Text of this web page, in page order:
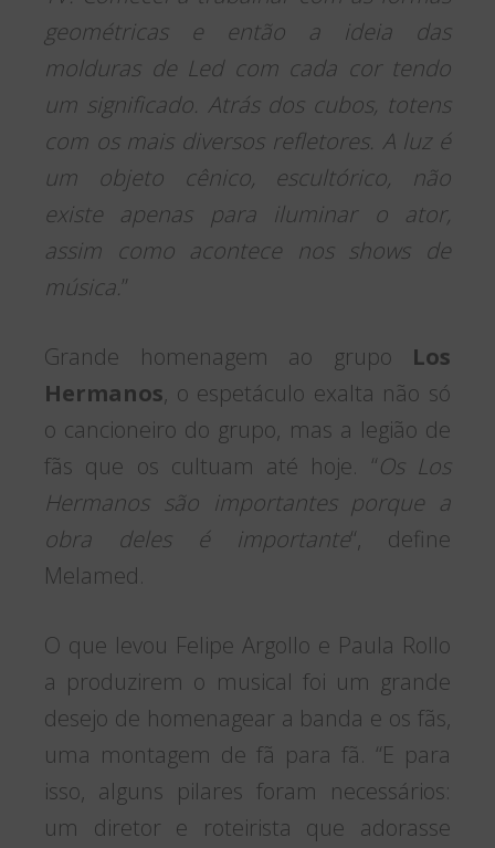
geométricas e então a ideia das
molduras de Led com cada cor tendo
um significado. Atrás dos cubos, totens
com os mais diversos refletores. A luz é
um objeto cênico, escultórico, não
existe apenas para iluminar o ator,
assim como acontece nos shows de
música.”
Grande homenagem ao grupo Los
Hermanos, o espetáculo exalta não só
o cancioneiro do grupo, mas a legião de
fãs que os cultuam até hoje. “Os Los
Hermanos são importantes porque a
obra deles é importante“, define
Melamed.
O que levou Felipe Argollo e Paula Rollo
a produzirem o musical foi um grande
desejo de homenagear a banda e os fãs,
uma montagem de fã para fã. “E para
isso, alguns pilares foram necessários:
um diretor e roteirista que adorasse